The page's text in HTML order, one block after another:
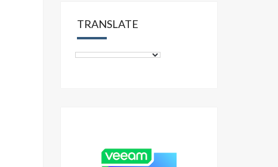
TRANSLATE